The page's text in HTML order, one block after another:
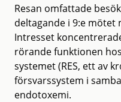
Resan omfattade
deltagande i 9:e mötet
Intresset
rörande funktionen
systemet (RES, ett av
försvarssystem i
endotoxemi.